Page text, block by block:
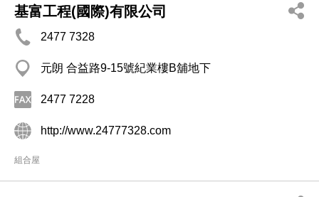
基富工程(國際)有限公司
2477 7328
元朗 合益路9-15號紀業樓B舖地下
2477 7228
http://www.24777328.com
組合屋